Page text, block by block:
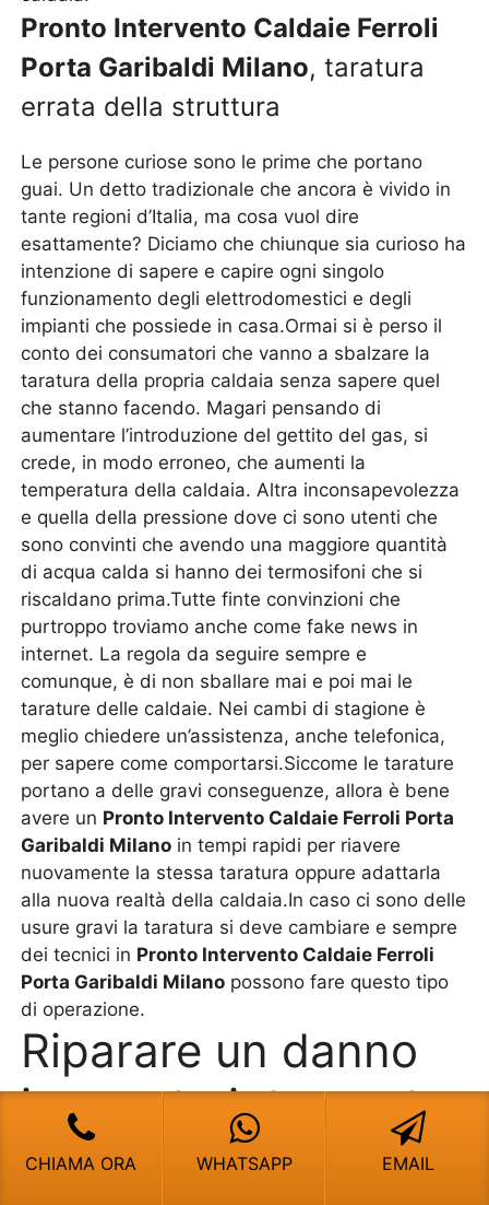
Pronto Intervento Caldaie Ferroli
Porta Garibaldi Milano, taratura
errata della struttura
Le persone curiose sono le prime che portano
guai. Un detto tradizionale che ancora è vivido in
tante regioni d’Italia, ma cosa vuol dire
esattamente? Diciamo che chiunque sia curioso ha
intenzione di sapere e capire ogni singolo
funzionamento degli elettrodomestici e degli
impianti che possiede in casa.Ormai si è perso il
conto dei consumatori che vanno a sbalzare la
taratura della propria caldaia senza sapere quel
che stanno facendo. Magari pensando di
aumentare l’introduzione del gettito del gas, si
crede, in modo erroneo, che aumenti la
temperatura della caldaia. Altra inconsapevolezza
e quella della pressione dove ci sono utenti che
sono convinti che avendo una maggiore quantità
di acqua calda si hanno dei termosifoni che si
riscaldano prima.Tutte finte convinzioni che
purtroppo troviamo anche come fake news in
internet. La regola da seguire sempre e
comunque, è di non sballare mai e poi mai le
tarature delle caldaie. Nei cambi di stagione è
meglio chiedere un’assistenza, anche telefonica,
per sapere come comportarsi.Siccome le tarature
portano a delle gravi conseguenze, allora è bene
avere un Pronto Intervento Caldaie Ferroli Porta
Garibaldi Milano in tempi rapidi per riavere
nuovamente la stessa taratura oppure adattarla
alla nuova realtà della caldaia.In caso ci sono delle
usure gravi la taratura si deve cambiare e sempre
dei tecnici in Pronto Intervento Caldaie Ferroli
Porta Garibaldi Milano possono fare questo tipo
di operazione.
Riparare un danno
in pronto intervento,
non sempre è
CHIAMA ORA WHATSAPP EMAIL